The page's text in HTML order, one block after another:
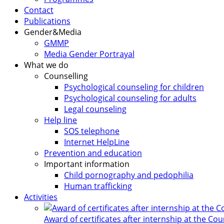
Contact
Publications
Gender&Media
GMMP
Media Gender Portrayal
What we do
Counselling
Psychological counseling for children
Psychological counseling for adults
Legal counseling
Help line
SOS telephone
Internet HelpLine
Prevention and education
Important information
Child pornography and pedophilia
Human trafficking
Activities
Award of certificates after internship at the